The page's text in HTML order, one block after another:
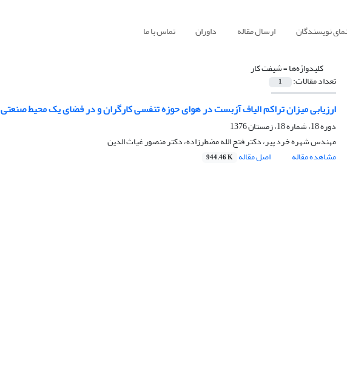
نویسندگان ارسال مقاله داوران تماس با ما
کلیدواژه‌ها =شیفت کار
تعداد مقالات: 1
ارزیابی میزان تراکم الیاف آزبست در هوای حوزه تنفسی کارگران و در فضای یک محیط صنعتی
دوره 18، شماره 18، زمستان 1376
مهندس شهره خرد پیر، دکتر فتح الله مضطرزاده، دکتر منصور غیاث الدین
مشاهده مقاله
اصل مقاله 944.46 K